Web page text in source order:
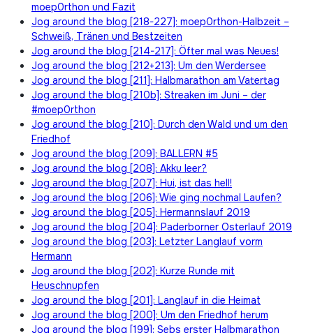
moep0rthon und Fazit
Jog around the blog [218-227]: moep0rthon-Halbzeit –
Schweiß, Tränen und Bestzeiten
Jog around the blog [214-217]: Öfter mal was Neues!
Jog around the blog [212+213]: Um den Werdersee
Jog around the blog [211]: Halbmarathon am Vatertag
Jog around the blog [210b]: Streaken im Juni – der
#moep0rthon
Jog around the blog [210]: Durch den Wald und um den
Friedhof
Jog around the blog [209]: BALLERN #5
Jog around the blog [208]: Akku leer?
Jog around the blog [207]: Hui, ist das hell!
Jog around the blog [206]: Wie ging nochmal Laufen?
Jog around the blog [205]: Hermannslauf 2019
Jog around the blog [204]: Paderborner Osterlauf 2019
Jog around the blog [203]: Letzter Langlauf vorm
Hermann
Jog around the blog [202]: Kurze Runde mit
Heuschnupfen
Jog around the blog [201]: Langlauf in die Heimat
Jog around the blog [200]: Um den Friedhof herum
Jog around the blog [199]: Sebs erster Halbmarathon